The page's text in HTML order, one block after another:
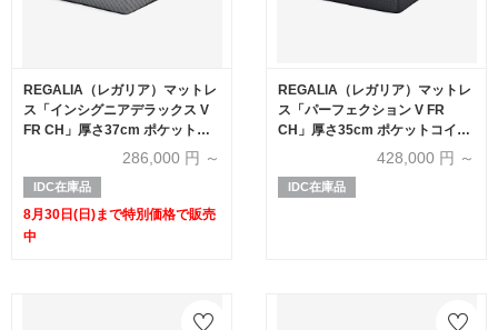
REGALIA（レガリア）マットレ
ス「インシグニアデラックス V
FR CH」厚さ37cm ポケットコ
イル 全6サイズ【有明ショール
ーム30周年記念特別価格】
286,000 円 ～
IDC在庫品
8月30日(日)まで特別価格で販売
中
REGALIA（レガリア）マットレ
ス「パーフェクション V FR
CH」厚さ35cm ポケットコイル
428,000 円 ～
IDC在庫品